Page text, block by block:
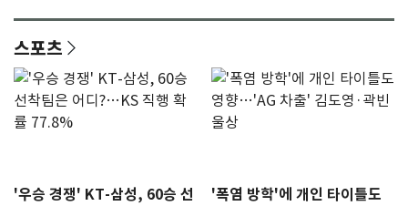
스포츠
'우승 경쟁' KT-삼성, 60승 선
'폭염 방학'에 개인 타이틀도